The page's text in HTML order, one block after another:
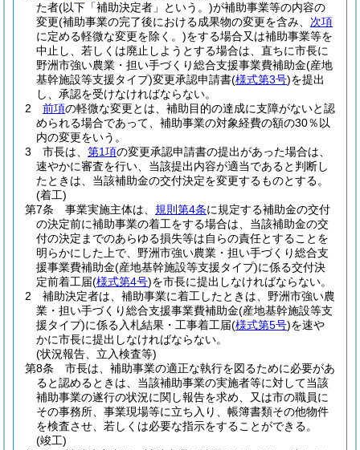
た者(以下「補助決定者」という。)が補助事業等の内容の
変更(補助事業の完了後における成果物の変更を含み、 次項
に定める軽微な変更を除く。)をする場合又は補助事業等を
中止し、若しくは廃止しようとする場合は、直ちに市長に
野洲市強い農業・担い手づくり総合支援事業費補助金(産地
基幹施設等支援タイプ)変更承認申請書(様式第3号)を提出
し、承認を受けなければならない。
2
前項の軽微な変更とは、補助目的の達成に支障がないと認
められる場合であって、補助事業の対象経費の額の30％以
内の変更をいう。
3
市長は、 第1項の変更承認申請書の提出があった場合は、
速やかに審査を行い、当該提出内容が適当であると判断し
たときは、当該補助金の交付決定を変更するものとする。
(着工)
第7条
事業実施主体は、 規則第4条に規定する補助金の交付
の決定前に補助事業の着工をする場合は、当該補助金の交
付の決定までのあらゆる損失等は自らの責任とすることを
明らかにした上で、野洲市強い農業・担い手づくり総合支
援事業費補助金(産地基幹施設等支援タイプ)に係る交付決
定前着工届(様式第4号)を市長に提出しなければならない。
2
補助決定者は、補助事業に着工したときは、野洲市強い農
業・担い手づくり総合支援事業費補助金(産地基幹施設等支
援タイプ)に係る入札結果・工事着工届(様式第5号)を速や
かに市長に提出しなければならない。
(状況報告、立入検査等)
第8条
市長は、補助事業の適正な執行を図るために必要があ
ると認めるときは、当該補助事業の実施者等に対して当該
補助事業の遂行の状況に関し報告を求め、又は市の職員に
その事務所、事業現場等に立ち入り、帳簿書類その他物件
を検査させ、若しくは必要な指示をすることができる。
(竣工)